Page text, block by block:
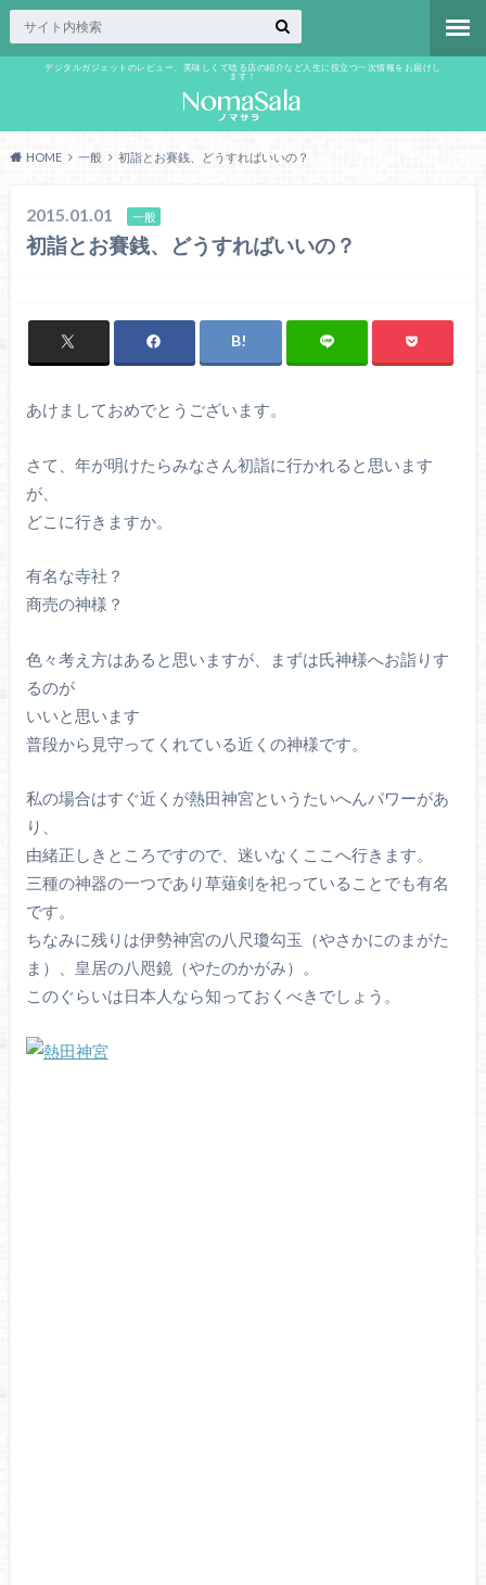
デジタルガジェットのレビュー、美味しくて唸る店の紹介など人生に役立つ一次情報をお届けし
ます！
HOME 一般 初詣とお賽銭、どうすればいいの？
2015.01.01 一般
初詣とお賽銭、どうすればいいの？
あけましておめでとうございます。
さて、年が明けたらみなさん初詣に行かれると思います
が、
どこに行きますか。
有名な寺社？
商売の神様？
色々考え方はあると思いますが、まずは氏神様へお詣りす
るのが
いいと思います
普段から見守ってくれている近くの神様です。
私の場合はすぐ近くが熱田神宮というたいへんパワーがあ
り、
由緒正しきところですので、迷いなくここへ行きます。
三種の神器の一つであり草薙剣を祀っていることでも有名
です。
ちなみに残りは伊勢神宮の八尺瓊勾玉（やさかにのまがた
ま）、皇居の八咫鏡（やたのかがみ）。
このぐらいは日本人なら知っておくべきでしょう。